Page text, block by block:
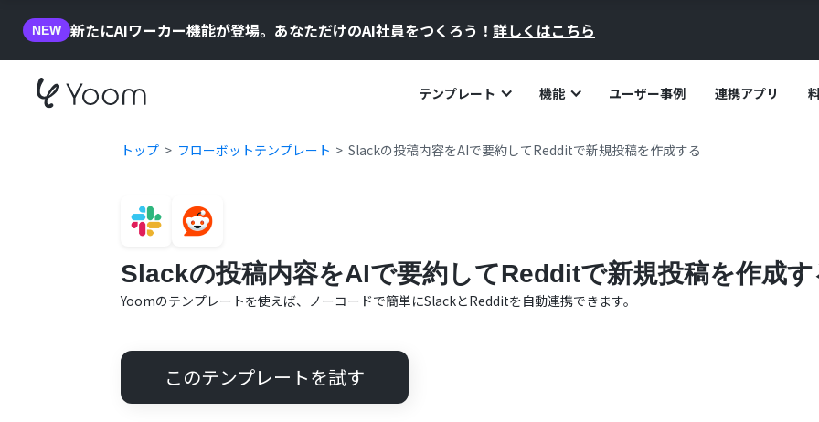
NEW 新たにAIワーカー機能が登場。あなただけのAI社員をつくろう！ 詳しくはこちら
テンプレート 機能 ユーザー事例 連携アプリ
トップ フローボットテンプレート Slackの投稿内容をAIで要約してRedditで新規投稿を作成する
Slackの投稿内容をAIで要約してRedditで新規投稿を作成
Yoomのテンプレートを使えば、ノーコードで簡単にSlackとRedditを自動連携できます。
このテンプレートを試す